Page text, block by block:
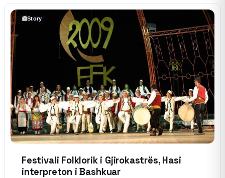
📰Story
Festivali Folklorik i Gjirokastrës, Hasi
interpreton i Bashkuar